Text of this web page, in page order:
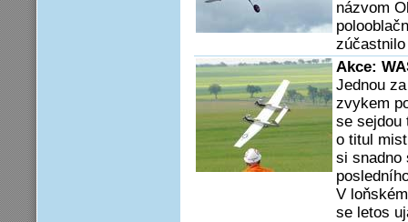
názvom
Akce:
Jednou
zvykem
se sejdou
o titul
si snadno
V
se letos